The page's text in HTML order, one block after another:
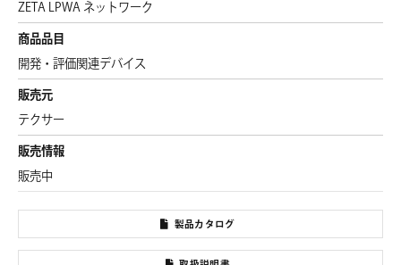
ZETA LPWA ネットワーク
商品品目
開発・評価関連デバイス
販売元
テクサー
販売情報
販売中
製品カタログ